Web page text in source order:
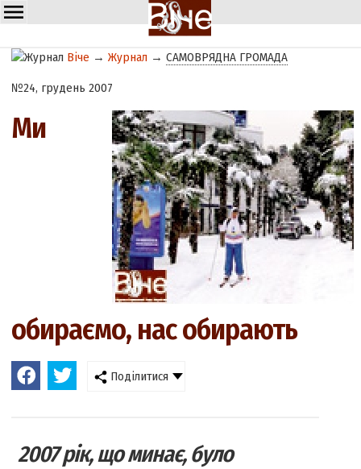
Віче →Журнал →САМОВРЯДНА ГРОМАДА
№24, грудень 2007
Ми
обираємо, нас обирають
Поділитися
2007 рік, що минає, було